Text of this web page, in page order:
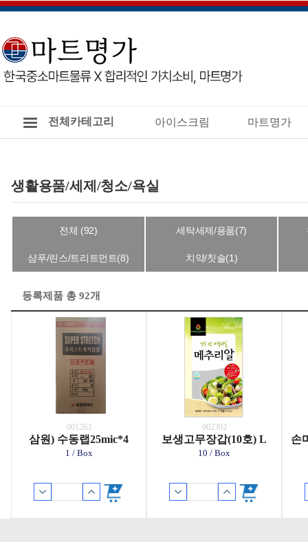
전체카테고리 아이스크림 마트명가
생활용품/세제/청소/욕실
전체 (92) 세탁세제/용품(7)
샴푸/린스/트리트먼트(8) 치약/칫솔(1)
등록제품 총 92개
001263
삼원) 수동랩25mic*4
1 / Box
002392
보생고무장갑(10호) L
10 / Box
손